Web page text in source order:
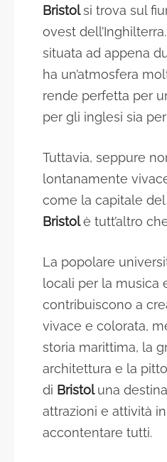
Bristolsi trova sul
ovest
situata ad appena
ha un’atmosfera
rende perfetta per
per gli inglesi sia
Tuttavia, seppure
lontanamente
come la capitale
Bristolè tutt’altro
La popolare
locali per la musica
contribuiscono a
vivace e colorata,
storia marittima, la
architettura e la
di Bristoluna
attrazioni e attività
accontentare tutti.